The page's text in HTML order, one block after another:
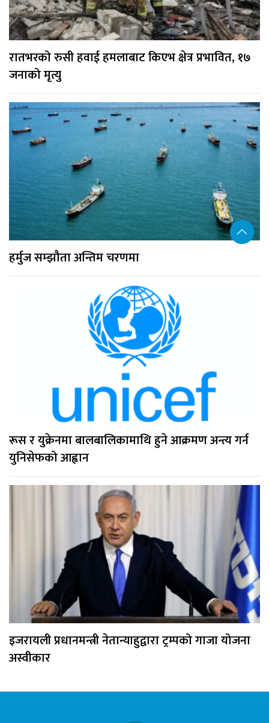
रातभरको रुसी हवाई हमलाबाट किएभ क्षेत्र प्रभावित, १७
जनाको मृत्यु
हर्मुज सम्झौता अन्तिम चरणमा
रूस र युक्रेनमा बालबालिकामाथि हुने आक्रमण अन्त्य गर्न
युनिसेफको आह्वान
इजरायली प्रधानमन्त्री नेतान्याहुद्वारा ट्रम्पको गाजा योजना
अस्वीकार